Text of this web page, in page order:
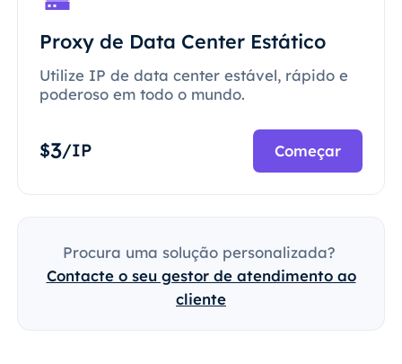
Proxy de Data Center Estático
Utilize IP de data center estável, rápido e
poderoso em todo o mundo.
$3/IP Começar
Procura uma solução personalizada?
Contacte o seu gestor de atendimento ao
cliente